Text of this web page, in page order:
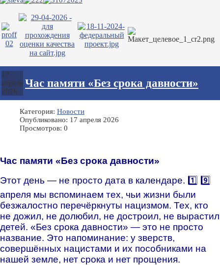
17
апреля
2026
Час памяти «Без срока давности»
Категория: Новости
Опубликовано: 17 апреля 2026
Просмотров: 0
Час памяти «Без срока давности»
Этот день — не просто дата в календаре. 1️⃣ 9️⃣
апреля мы вспоминаем тех, чьи жизни были
безжалостно перечёркнуты нацизмом. Тех, кто
не дожил, не долюбил, не достроил, не вырастил
детей. «Без срока давности» — это не просто
название. Это напоминание: у зверств,
совершённых нацистами и их пособниками на
нашей земле, нет срока и нет прощения.